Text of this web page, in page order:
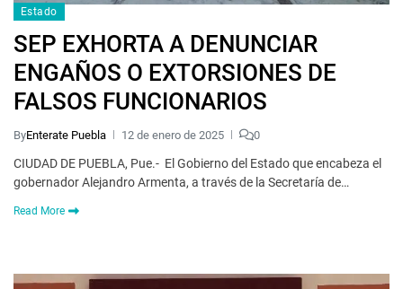
Estado
SEP EXHORTA A DENUNCIAR
ENGAÑOS O EXTORSIONES DE
FALSOS FUNCIONARIOS
ByEnterate Puebla 12 de enero de 2025 0
CIUDAD DE PUEBLA, Pue.- El Gobierno del Estado que encabeza el
gobernador Alejandro Armenta, a través de la Secretaría de…
Read More